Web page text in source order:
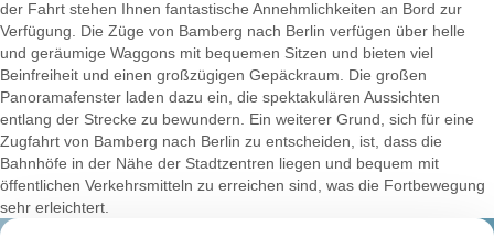
der Fahrt stehen Ihnen fantastische Annehmlichkeiten an Bord zur
Verfügung. Die Züge von Bamberg nach Berlin verfügen über helle
und geräumige Waggons mit bequemen Sitzen und bieten viel
Beinfreiheit und einen großzügigen Gepäckraum. Die großen
Panoramafenster laden dazu ein, die spektakulären Aussichten
entlang der Strecke zu bewundern. Ein weiterer Grund, sich für eine
Zugfahrt von Bamberg nach Berlin zu entscheiden, ist, dass die
Bahnhöfe in der Nähe der Stadtzentren liegen und bequem mit
öffentlichen Verkehrsmitteln zu erreichen sind, was die Fortbewegung
sehr erleichtert.